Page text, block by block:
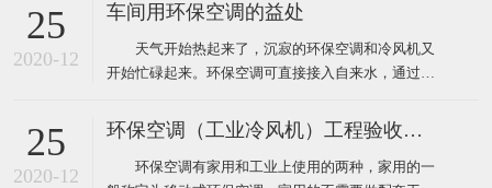
25
2020-12
车间用环保空调的益处
天气开始热起来了，沉寂的环保空调和冷风机又
开始忙碌起来。环保空调可直接接入自来水，通过风
到制冷空调同样的效果，既达到了降温防暑的目的，
又节约了电能和开支，环保空调降温节能一举两得，
现在绝大多数企业都安装了这样的环保空调。下面为
25
2020-12
环保空调（工业冷风机）工程验收标准
环保空调有家用和工业上使用的两种，家用的一